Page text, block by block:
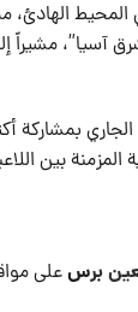
الهادئ،
مشيراً
المزمنة بين
برسعلى